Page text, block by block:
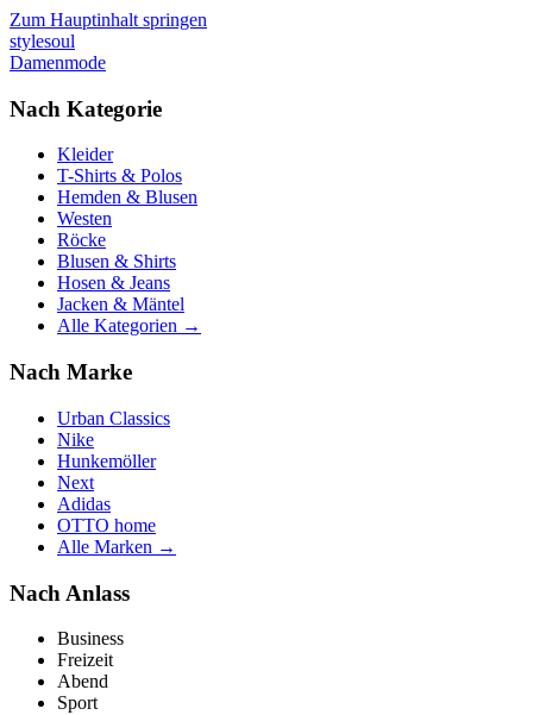
Zum Hauptinhalt springen
stylesoul
Damenmode
Nach Kategorie
Kleider
T-Shirts & Polos
Hemden & Blusen
Westen
Röcke
Blusen & Shirts
Hosen & Jeans
Jacken & Mäntel
Alle Kategorien →
Nach Marke
Urban Classics
Nike
Hunkemöller
Next
Adidas
OTTO home
Alle Marken →
Nach Anlass
Business
Freizeit
Abend
Sport